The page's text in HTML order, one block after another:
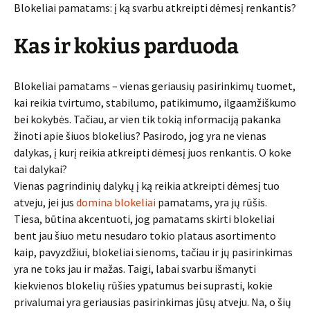
Blokeliai pamatams: į ką svarbu atkreipti dėmesį renkantis?
Kas ir kokius parduoda
Blokeliai pamatams – vienas geriausių pasirinkimų tuomet,
kai reikia tvirtumo, stabilumo, patikimumo, ilgaamžiškumo
bei kokybės. Tačiau, ar vien tik tokią informaciją pakanka
žinoti apie šiuos blokelius? Pasirodo, jog yra ne vienas
dalykas, į kurį reikia atkreipti dėmesį juos renkantis. O koke
tai dalykai?
Vienas pagrindinių dalykų į ką reikia atkreipti dėmesį tuo
atveju, jei jus domina blokeliai pamatams, yra jų rūšis.
Tiesa, būtina akcentuoti, jog pamatams skirti blokeliai
bent jau šiuo metu nesudaro tokio plataus asortimento
kaip, pavyzdžiui, blokeliai sienoms, tačiau ir jų pasirinkimas
yra ne toks jau ir mažas. Taigi, labai svarbu išmanyti
kiekvienos blokelių rūšies ypatumus bei suprasti, kokie
privalumai yra geriausias pasirinkimas jūsų atveju. Na, o šių